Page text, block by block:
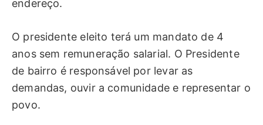
endereço.
O presidente eleito terá um mandato de 4
anos sem remuneração salarial. O Presidente
de bairro é responsável por levar as
demandas, ouvir a comunidade e representar o
povo.